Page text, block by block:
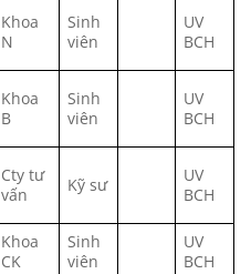
Khoa
N
Sinh
viên
UV
BCH
Khoa
B
Sinh
viên
UV
BCH
Cty tư
vấn
Kỹ sư
UV
BCH
Khoa
CK
Sinh
viên
UV
BCH